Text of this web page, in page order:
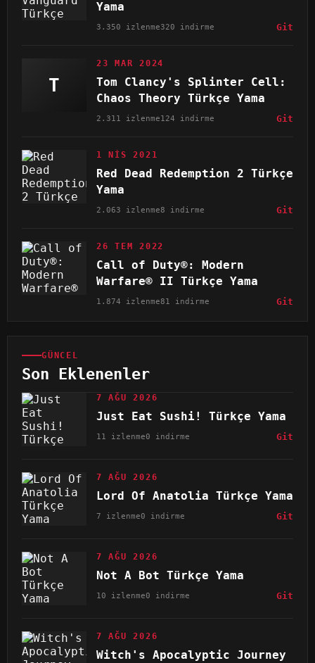
Yama
3.350 izlenme320 indirme Git
T
23 MAR 2024
Tom Clancy's Splinter Cell:
Chaos Theory Türkçe Yama
2.311 izlenme124 indirme Git
1 NIS 2021
Red Dead Redemption 2 Türkçe
Yama
2.063 izlenme8 indirme Git
26 TEM 2022
Call of Duty®: Modern
Warfare® II Türkçe Yama
1.874 izlenme81 indirme Git
GÜNCEL
Son Eklenenler
7 AĞU 2026
Just Eat Sushi! Türkçe Yama
11 izlenme0 indirme Git
7 AĞU 2026
Lord Of Anatolia Türkçe Yama
7 izlenme0 indirme Git
7 AĞU 2026
Not A Bot Türkçe Yama
10 izlenme0 indirme Git
7 AĞU 2026
Witch's Apocalyptic Journey